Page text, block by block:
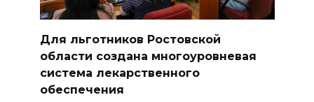
Десятки социальных
инициатив из Ростовской
области за 5 лет воплотились
в федеральные законы
Для льготников Ростовской
области создана многоуровневая
система лекарственного
обеспечения